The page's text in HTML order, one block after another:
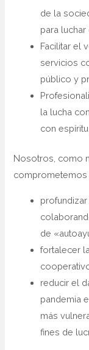
de la
para luchar
Facilitar el
servicios
público y
la lucha
con
Nosotros, como
comprometemos
de
fortalecer
reducir el
pandemia
más
fines de